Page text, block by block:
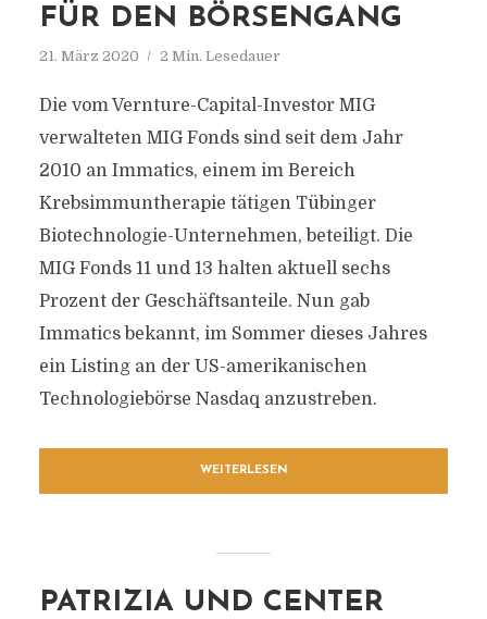
FÜR DEN BÖRSENGANG
21. März 2020 2 Min. Lesedauer
Die vom Vernture-Capital-Investor MIG
verwalteten MIG Fonds sind seit dem Jahr
2010 an Immatics, einem im Bereich
Krebsimmuntherapie tätigen Tübinger
Biotechnologie-Unternehmen, beteiligt. Die
MIG Fonds 11 und 13 halten aktuell sechs
Prozent der Geschäftsanteile. Nun gab
Immatics bekannt, im Sommer dieses Jahres
ein Listing an der US-amerikanischen
Technologiebörse Nasdaq anzustreben.
WEITERLESEN
PATRIZIA UND CENTER